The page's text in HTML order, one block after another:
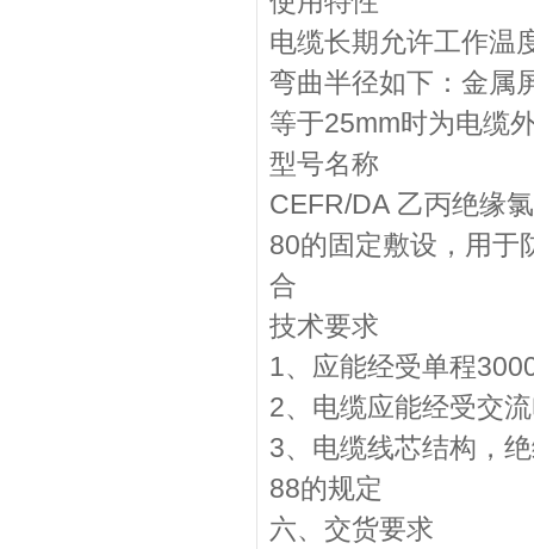
电缆长期允许工作温
弯曲半径如下：金属
等于25mm时为电缆
型号名称
CEFR/DA 乙丙绝缘
80的固定敷设，用于
合
技术要求
1、应能经受单程
2、电缆应能经受交
3、电缆线芯结构，
88的规定
六、交货要求